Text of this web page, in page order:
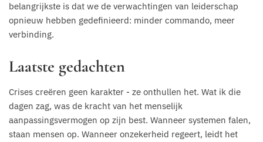
belangrijkste is dat we de verwachtingen van leiderschap
opnieuw hebben gedefinieerd: minder commando, meer
verbinding.
Laatste gedachten
Crises creëren geen karakter - ze onthullen het. Wat ik die
dagen zag, was de kracht van het menselijk
aanpassingsvermogen op zijn best. Wanneer systemen falen,
staan mensen op. Wanneer onzekerheid regeert, leidt het